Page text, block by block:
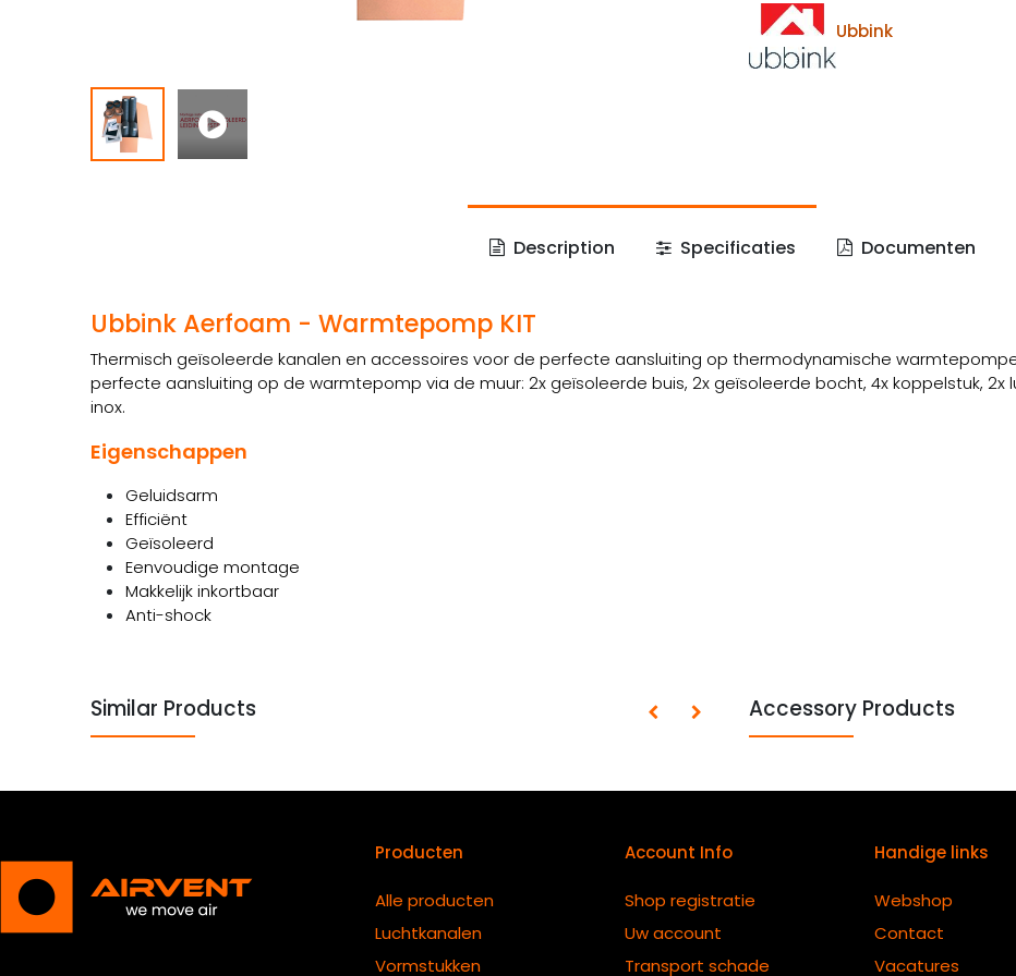
Ubbink
Description Specificaties Documenten
Ubbink Aerfoam - Warmtepomp KIT
Thermisch geïsoleerde kanalen en accessoires voor de perfecte aansluiting op thermodynamische
perfecte aansluiting op de warmtepomp via de muur: 2x geïsoleerde buis, 2x geïsoleerde bocht, 4x koppelstuk,
inox.
Eigenschappen
Geluidsarm
Efficiënt
Geïsoleerd
Eenvoudige montage
Makkelijk inkortbaar
Anti-shock
Similar Products Accessory Products
Producten
Alle producten
Luchtkanalen
Vormstukken
Account Info
Shop registratie
Uw account
Transport schade
Handige links
Webshop
Contact
Vacatures